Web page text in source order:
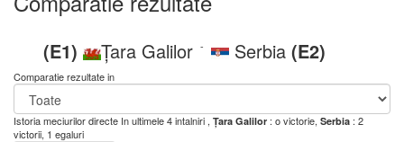
(E1) Țara Galilor - Serbia (E2)
Comparatie rezultate in
Istoria meciurilor directe In ultimele 4 intalniri , Țara Galilor : o victorie, Serbia : 2
victorii, 1 egaluri